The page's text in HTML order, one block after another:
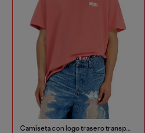
Camiseta con logo trasero transparente